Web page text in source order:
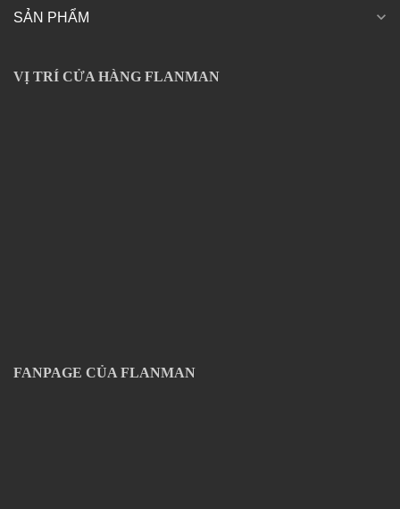
SẢN PHẨM expand_more
VỊ TRÍ CỬA HÀNG FLANMAN
FANPAGE CỦA FLANMAN